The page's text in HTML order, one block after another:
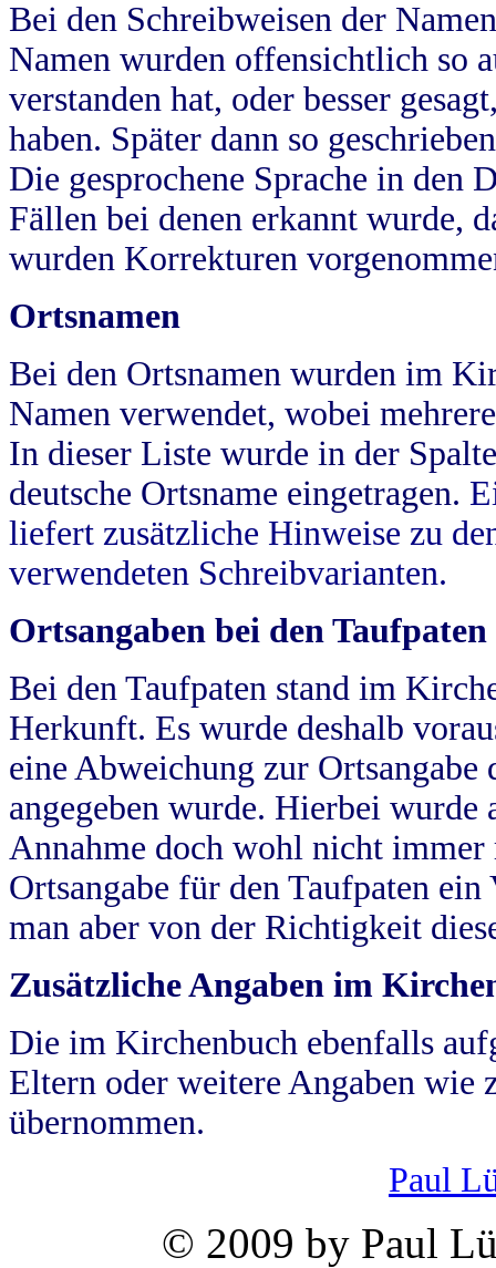
Bei den Schreibweisen der
Namen wurden offensichtlich so
verstanden hat, oder besser
haben. Später dann so
Die gesprochene Sprache in
Fällen bei denen erkannt wurde,
wurden Korrekturen
Ortsnamen
Bei den Ortsnamen wurden im
Namen verwendet, wobei
In dieser Liste wurde in der
deutsche Ortsname eingetragen.
liefert zusätzliche Hinweise zu
verwendeten Schreibvarianten.
Ortsangaben bei den Taufpaten
Bei den Taufpaten stand im
Herkunft. Es wurde deshalb
eine Abweichung zur
angegeben wurde. Hierbei wurde
Annahme doch wohl nicht
Ortsangabe für den Taufpaten
man aber von der Richtigkeit
Zusätzliche Angaben im
Die im Kirchenbuch ebenfalls
Eltern oder weitere Angaben wie
übernommen.
Paul
© 2009 by Paul